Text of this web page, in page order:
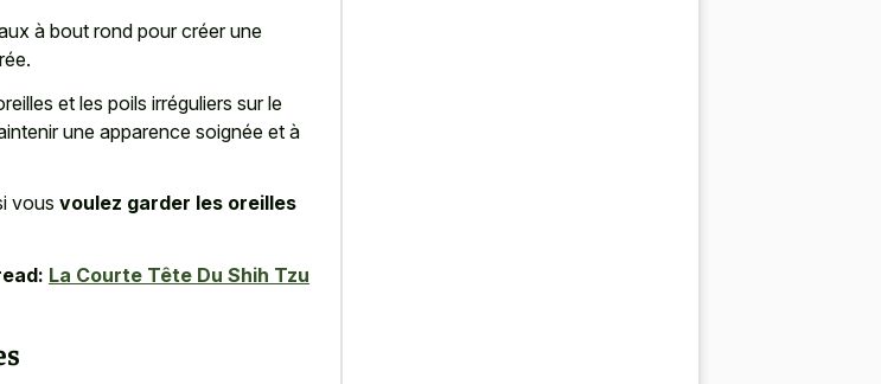
à bout rond pour créer une
et les poils irréguliers sur le
une apparence soignée et à
vous voulez garder les oreilles
La Courte Tête Du Shih Tzu